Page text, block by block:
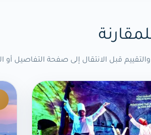
قبل الانتقال إلى صفحة التفاصيل أو